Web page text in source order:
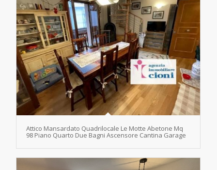
Attico Mansardato Quadrilocale Le Motte Abetone Mq
98 Piano Quarto Due Bagni Ascensore Cantina Garage